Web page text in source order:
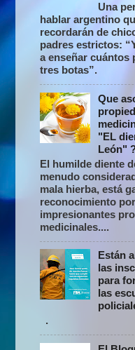
Una
hablar argentino
recordarán de
padres estrictos:
a enseñar cuántos
tres botas”.
Que
"EL
León"
El humilde diente
menudo
mala hierba, está
reconocimiento
impresionantes
medicinales....
Están
las
para
las
.